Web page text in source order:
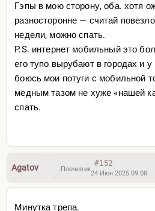
Гэпы в мою сторону, оба. хотя
разносторонне — считай
недели, можно спать.
P.S. интернет мобильный это
его тупо вырубают в городах и
боюсь мои потуги с мобильной
медным тазом не хуже «нашей
спать.
Agatov Плечевик
#152
24 Июн 2025 09:08
Минутка трепа.